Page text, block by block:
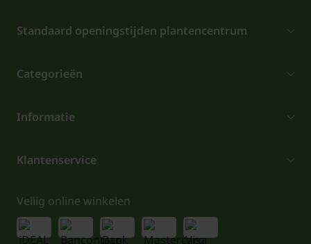
Standaard openingstijden plantencentrum
Categorieën
Informatie
Klantenservice
Veilig online winkelen